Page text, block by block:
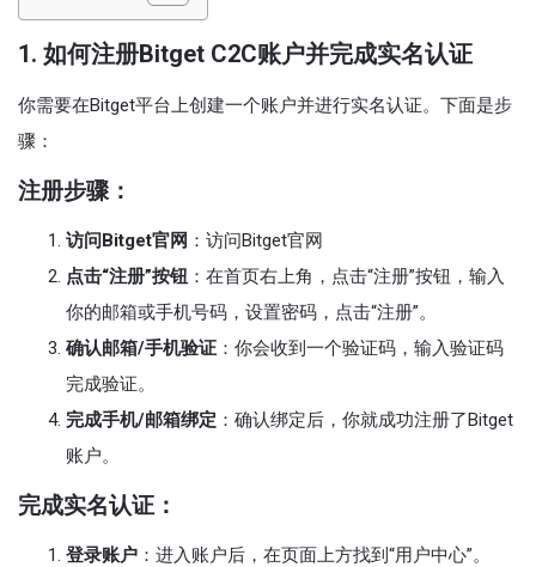
1. 如何注册Bitget C2C账户并完成实名认证
你需要在Bitget平台上创建一个账户并进行实名认证。下面是步
骤：
注册步骤：
访问Bitget官网 ：访问Bitget官网
点击“注册”按钮 ：在首页右上角，点击“注册”按钮，输入
你的邮箱或手机号码，设置密码，点击“注册”。
确认邮箱/手机验证 ：你会收到一个验证码，输入验证码
完成验证。
完成手机/邮箱绑定 ：确认绑定后，你就成功注册了Bitget
账户。
完成实名认证：
登录账户 ：进入账户后，在页面上方找到“用户中心”。